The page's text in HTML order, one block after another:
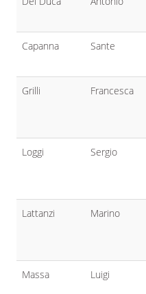
Capanna Sante
Grilli Francesca
Loggi Sergio
Lattanzi Marino
Massa Luigi